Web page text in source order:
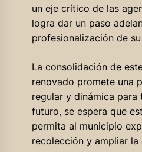
un eje crítico de las
logra dar un paso
profesionalización de
La consolidación de
renovado promete una
regular y dinámica para
futuro, se espera que
permita al municipio
recolección y ampliar